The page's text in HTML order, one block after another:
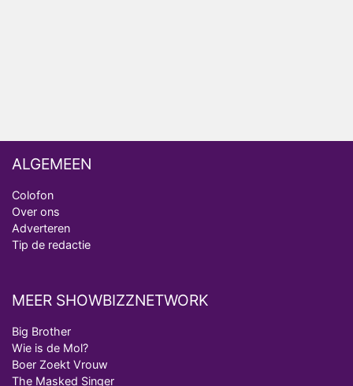
ALGEMEEN
Colofon
Over ons
Adverteren
Tip de redactie
MEER SHOWBIZZNETWORK
Big Brother
Wie is de Mol?
Boer Zoekt Vrouw
The Masked Singer